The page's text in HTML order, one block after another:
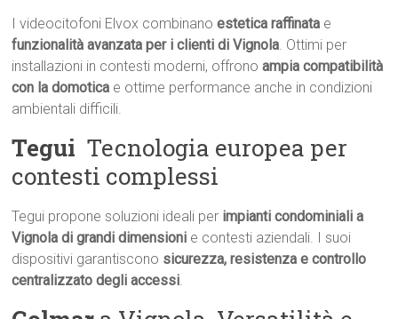
I videocitofoni Elvox combinanoestetica raffinata e
funzionalità avanzata per i clienti di Vignola. Ottimi per
installazioni in contesti moderni, offronoampia compatibilità
con la domotica e ottime performance anche in condizioni
ambientali difficili.
Tegui  Tecnologia europea per
contesti complessi
Tegui propone soluzioni ideali per impianti condominiali a
Vignola di grandi dimensioni e contesti aziendali. I suoi
dispositivi garantiscono sicurezza, resistenza e controllo
centralizzato degli accessi.